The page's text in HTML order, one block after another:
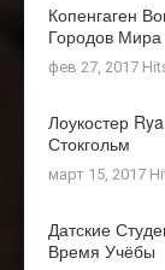
Копенгаген
Городов Мира
фев 27, 2017
Лоукостер
Стокгольм
март 15, 2017
Датские
Время Учёбы